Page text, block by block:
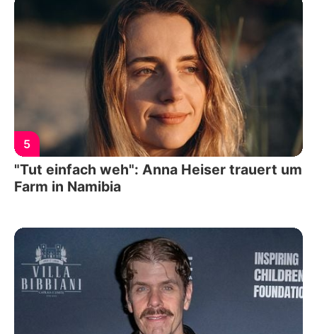
5
"Tut einfach weh": Anna Heiser trauert um
Farm in Namibia